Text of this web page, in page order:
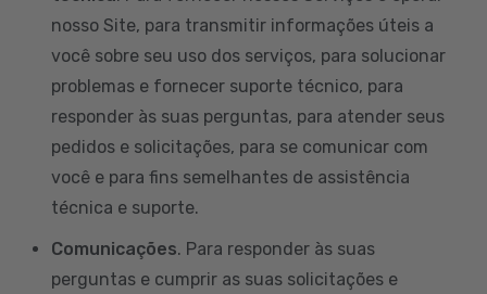
nosso Site, para transmitir informações úteis a
você sobre seu uso dos serviços, para solucionar
problemas e fornecer suporte técnico, para
responder às suas perguntas, para atender seus
pedidos e solicitações, para se comunicar com
você e para fins semelhantes de assistência
técnica e suporte.
Comunicações. Para responder às suas
perguntas e cumprir as suas solicitações e